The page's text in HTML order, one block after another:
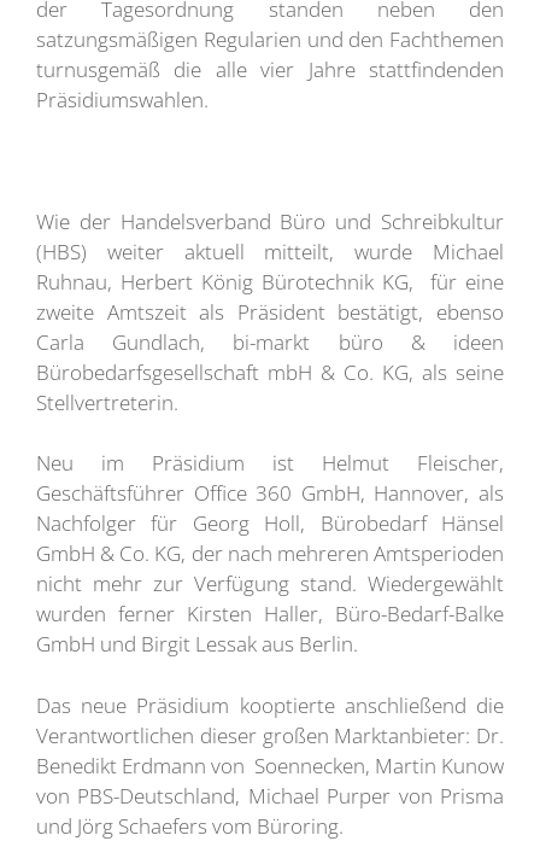
der Tagesordnung standen neben den
satzungsmäßigen Regularien und den Fachthemen
turnusgemäß die alle vier Jahre stattfindenden
Präsidiumswahlen.
Wie der Handelsverband Büro und Schreibkultur
(HBS) weiter aktuell mitteilt, wurde Michael
Ruhnau, Herbert König Bürotechnik KG, für eine
zweite Amtszeit als Präsident bestätigt, ebenso
Carla Gundlach, bi-markt büro & ideen
Bürobedarfsgesellschaft mbH & Co. KG, als seine
Stellvertreterin.
Neu im Präsidium ist Helmut Fleischer,
Geschäftsführer Office 360 GmbH, Hannover, als
Nachfolger für Georg Holl, Bürobedarf Hänsel
GmbH & Co. KG, der nach mehreren Amtsperioden
nicht mehr zur Verfügung stand. Wiedergewählt
wurden ferner Kirsten Haller, Büro-Bedarf-Balke
GmbH und Birgit Lessak aus Berlin.
Das neue Präsidium kooptierte anschließend die
Verantwortlichen dieser großen Marktanbieter: Dr.
Benedikt Erdmann von Soennecken, Martin Kunow
von PBS-Deutschland, Michael Purper von Prisma
und Jörg Schaefers vom Büroring.